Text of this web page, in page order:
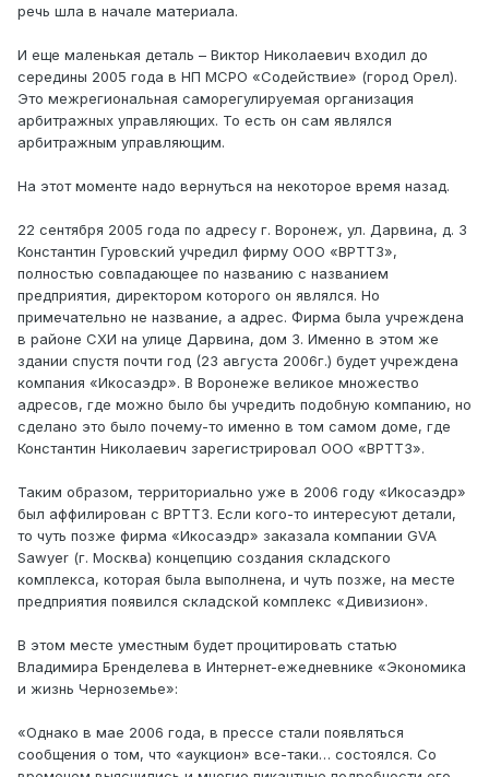
речь шла в начале материала.
И еще маленькая деталь – Виктор Николаевич входил до
середины 2005 года в НП МСРО «Содействие» (город Орел).
Это межрегиональная саморегулируемая организация
арбитражных управляющих. То есть он сам являлся
арбитражным управляющим.
На этот моменте надо вернуться на некоторое время назад.
22 сентября 2005 года по адресу г. Воронеж, ул. Дарвина, д. 3
Константин Гуровский учредил фирму ООО «ВРТТЗ»,
полностью совпадающее по названию с названием
предприятия, директором которого он являлся. Но
примечательно не название, а адрес. Фирма была учреждена
в районе СХИ на улице Дарвина, дом 3. Именно в этом же
здании спустя почти год (23 августа 2006г.) будет учреждена
компания «Икосаэдр». В Воронеже великое множество
адресов, где можно было бы учредить подобную компанию, но
сделано это было почему-то именно в том самом доме, где
Константин Николаевич зарегистрировал ООО «ВРТТЗ».
Таким образом, территориально уже в 2006 году «Икосаэдр»
был аффилирован с ВРТТЗ. Если кого-то интересуют детали,
то чуть позже фирма «Икосаэдр» заказала компании GVA
Sawyer (г. Москва) концепцию создания складского
комплекса, которая была выполнена, и чуть позже, на месте
предприятия появился складской комплекс «Дивизион».
В этом месте уместным будет процитировать статью
Владимира Бренделева в Интернет-ежедневнике «Экономика
и жизнь Черноземье»:
«Однако в мае 2006 года, в прессе стали появляться
сообщения о том, что «аукцион» все-таки… состоялся. Со